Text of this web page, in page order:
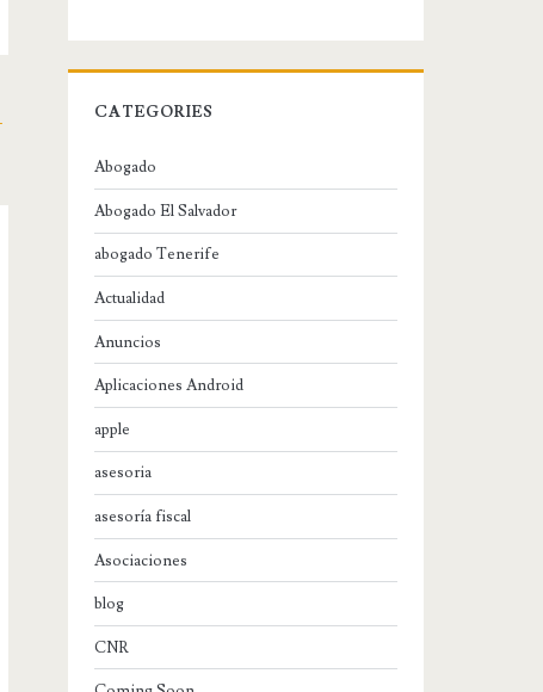
CATEGORIES
Abogado
Abogado El Salvador
abogado Tenerife
Actualidad
Anuncios
Aplicaciones Android
apple
asesoria
asesoría fiscal
Asociaciones
blog
CNR